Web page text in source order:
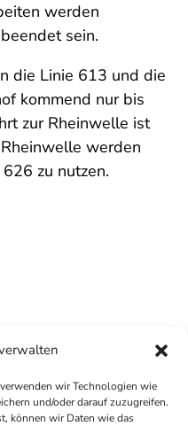
wir Technologien wie
und/oder darauf zuzugreifen.
können wir Daten wie das
werden
sein.
die Linie 613 und die
kommend nur bis
zur Rheinwelle ist
werden
zu nutzen.